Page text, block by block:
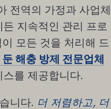
전역의 가정과 사업체
지속적인 관리 프로
모든 것을 처리해 드
해충 방제 전문업체
를 제공합니다.
니다. 더 저렴하고, 더